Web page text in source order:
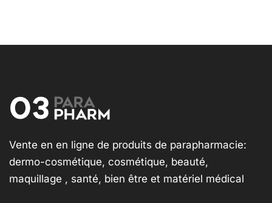
Vente en en ligne de produits de parapharmacie:
dermo-cosmétique, cosmétique, beauté,
maquillage , santé, bien être et matériel médical